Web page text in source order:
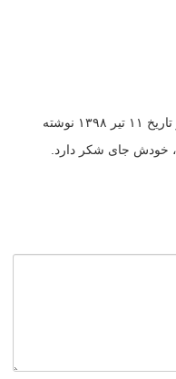
نوشته
، خودش جای شکر دارد.